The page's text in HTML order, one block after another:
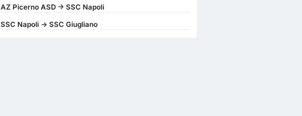
AZ Picerno ASD -> SSC Napoli
SSC Napoli -> SSC Giugliano